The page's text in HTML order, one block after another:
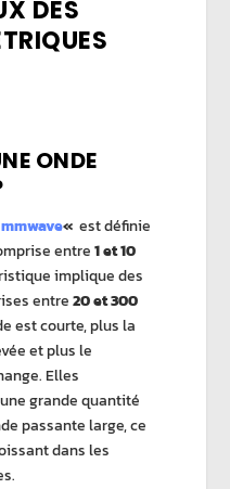
DES
ONDE
mmwave« est définie
entre1 et 10
implique des
entre20 et 300
est courte, plus la
et plus le
Elles
grande quantité
passante large, ce
dans les